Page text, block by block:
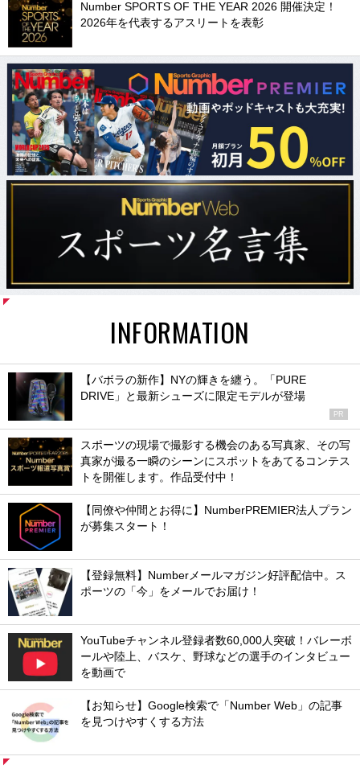
Number SPORTS OF THE YEAR 2026 開催決定！
2026年を代表するアスリートを表彰
INFORMATION
【バボラの新作】NYの輝きを纏う。「PURE
DRIVE」と最新シューズに限定モデルが登場
PR
スポーツの現場で撮影する機会のある写真家、その写
真家が撮る一瞬のシーンにスポットをあてるコンテス
トを開催します。作品受付中！
【同僚や仲間とお得に】NumberPREMIER法人プラン
が募集スタート！
【登録無料】Numberメールマガジン好評配信中。ス
ポーツの「今」をメールでお届け！
YouTubeチャンネル登録者数60,000人突破！バレーボ
ールや陸上、バスケ、野球などの選手のインタビュー
を動画で
【お知らせ】Google検索で「Number Web」の記事
を見つけやすくする方法